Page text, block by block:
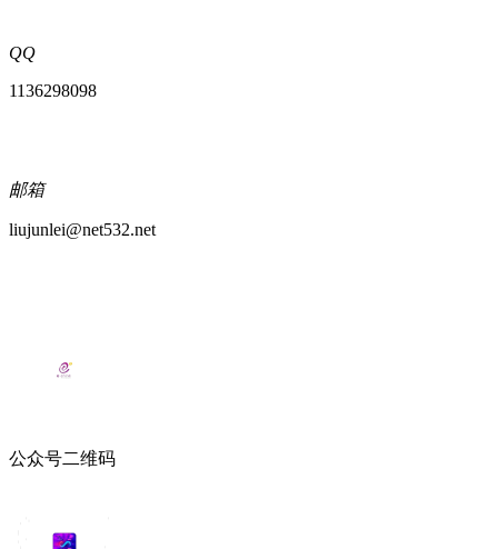
QQ
1136298098
邮箱
liujunlei@net532.net
公众号二维码